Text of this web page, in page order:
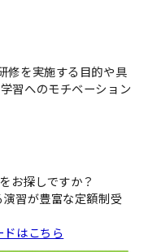
修を実施する目的や具
習へのモチベーション
お探しですか？
習が豊富な定額制受
はこちら